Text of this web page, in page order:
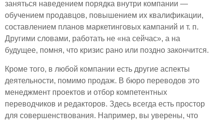
заняться наведением порядка внутри компании —
обучением продавцов, повышением их квалификации,
составлением планов маркетинговых кампаний и т. п.
Другими словами, работать не «на сейчас», а на
будущее, помня, что кризис рано или поздно закончится.
Кроме того, в любой компании есть другие аспекты
деятельности, помимо продаж. В бюро переводов это
менеджмент проектов и отбор компетентных
переводчиков и редакторов. Здесь всегда есть простор
для совершенствования. Например, вы уверены, что